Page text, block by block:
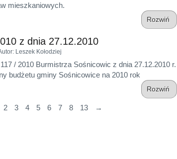
mieszkaniowych.
Rozwiń
z dnia 27.12.2010
: Leszek Kołodziej
/ 2010 Burmistrza Sośnicowic z dnia 27.12.2010 r.
budżetu gminy Sośnicowice na 2010 rok
Rozwiń
2 3 4 5 6 7 8 13 →